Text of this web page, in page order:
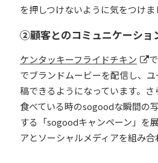
を押しつけないように気をつけま
②顧客とのコミュニケーショ
ケンタッキーフライドチキン
でブランドムービーを配信し、
稿できるようになっています。
食べている時のsogoodな瞬間の
する「sogoodキャンペーン」を
アとソーシャルメディアを組み合